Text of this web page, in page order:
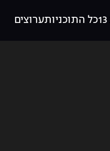
כל התוכניותערוצים